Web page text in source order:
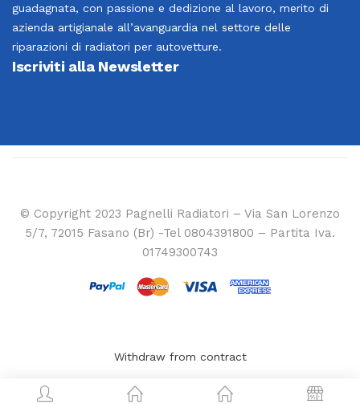
guadagnata, con passione e dedizione al lavoro, merito di
azienda artigianale all’avanguardia nel settore delle
riparazioni di radiatori per autovetture.
Iscriviti alla Newsletter
© Copyright 2023 Pagnelli Radiatori – Via San Lorenzo
5/7, 72015 Fasano (Br) -Tel 0804391800 – Partita Iva.
01749300743
Withdraw from contract